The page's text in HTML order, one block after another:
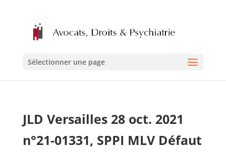
Sélectionner une page
JLD Versailles 28 oct. 2021
n°21-01331, SPPI MLV Défaut